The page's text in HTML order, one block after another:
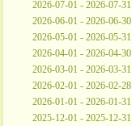
2026-07-01 - 2026-07-31
2026-06-01 - 2026-06-30
2026-05-01 - 2026-05-31
2026-04-01 - 2026-04-30
2026-03-01 - 2026-03-31
2026-02-01 - 2026-02-28
2026-01-01 - 2026-01-31
2025-12-01 - 2025-12-31